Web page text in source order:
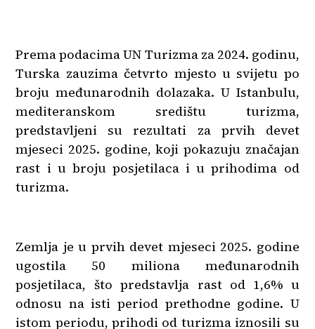
Prema podacima UN Turizma za 2024. godinu,
Turska zauzima četvrto mjesto u svijetu po
broju međunarodnih dolazaka. U Istanbulu,
mediteranskom središtu turizma,
predstavljeni su rezultati za prvih devet
mjeseci 2025. godine, koji pokazuju značajan
rast i u broju posjetilaca i u prihodima od
turizma.
Zemlja je u prvih devet mjeseci 2025. godine
ugostila 50 miliona međunarodnih
posjetilaca, što predstavlja rast od 1,6% u
odnosu na isti period prethodne godine. U
istom periodu, prihodi od turizma iznosili su